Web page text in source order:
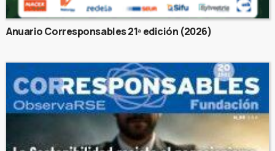
Anuario Corresponsables 21ª edición (2026)